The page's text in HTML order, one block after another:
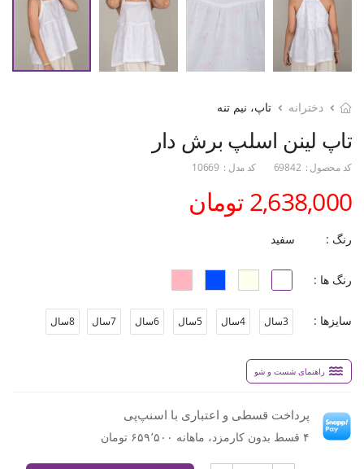
دخترانه تاپ، نیم تنه
تاپ لینن اسلپ برش دار
کد محصول : 69842 کد مدل : 10669
2,638,000 تومان
رنگ : سفید
رنگ ها :
سایزها : 3سال 4سال 5سال 6سال 7سال 8سال
راهنمای شست و شو
پرداخت قسطی و اعتباری با اسنپ‌پی
۴ قسط بدون کارمزد، ماهانه ۶۵۹٬۵۰۰ تومان